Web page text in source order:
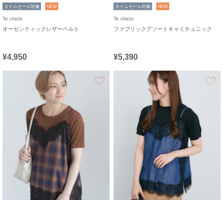
タイムセール対象 NEW
Te chichi
オーセンティックレザーベルト
¥4,950
タイムセール対象 NEW
Te chichi
ファブリックアソートキャミチュニック
¥5,390